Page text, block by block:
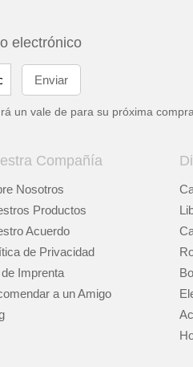
electrónico
un vale de para su próxima compra
Compañía
Nosotros
Productos
Acuerdo
de Privacidad
Imprenta
a un Amigo